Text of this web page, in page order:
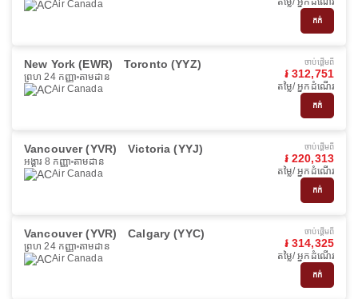
Air Canada
កក់
New York (EWR) Toronto (YYZ)
ព្រហ 24 កញ្ញា តាមដាន
Air Canada
ចាប់ផ្ដើមពី
៛ 312,751
តម្លៃ/ អ្នកដំណើរ
កក់
Vancouver (YVR) Victoria (YYJ)
អង្គារ 8 កញ្ញា តាមដាន
Air Canada
ចាប់ផ្ដើមពី
៛ 220,313
តម្លៃ/ អ្នកដំណើរ
កក់
Vancouver (YVR) Calgary (YYC)
ព្រហ 24 កញ្ញា តាមដាន
Air Canada
ចាប់ផ្ដើមពី
៛ 314,325
តម្លៃ/ អ្នកដំណើរ
កក់